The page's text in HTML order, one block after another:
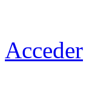
Acceder